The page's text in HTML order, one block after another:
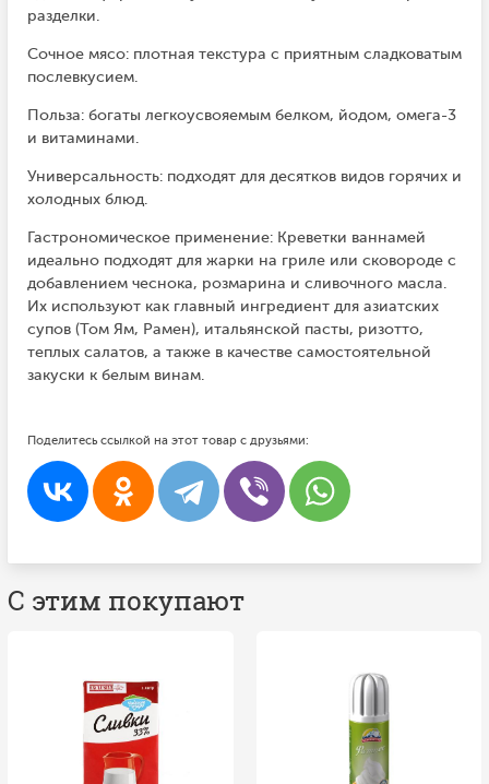
разделки.
Сочное мясо: плотная текстура с приятным сладковатым
послевкусием.
Польза: богаты легкоусвояемым белком, йодом, омега-3
и витаминами.
Универсальность: подходят для десятков видов горячих и
холодных блюд.
Гастрономическое применение: Креветки ваннамей
идеально подходят для жарки на гриле или сковороде с
добавлением чеснока, розмарина и сливочного масла.
Их используют как главный ингредиент для азиатских
супов (Том Ям, Рамен), итальянской пасты, ризотто,
теплых салатов, а также в качестве самостоятельной
закуски к белым винам.
Поделитесь ссылкой на этот товар с друзьями:
С этим покупают